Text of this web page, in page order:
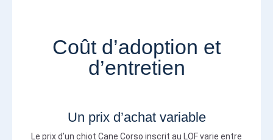
Coût d’adoption et
d’entretien
Un prix d’achat variable
Le prix d’un chiot Cane Corso inscrit au LOF varie entre